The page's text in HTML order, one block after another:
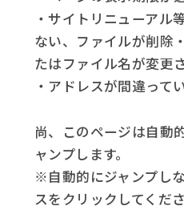
・サイトリニューアル
ない、ファイルが削除
たはファイル名が変更
・アドレスが間違って
尚、このページは自動
ャンプします。
※自動的にジャンプし
スをクリックしてくださ